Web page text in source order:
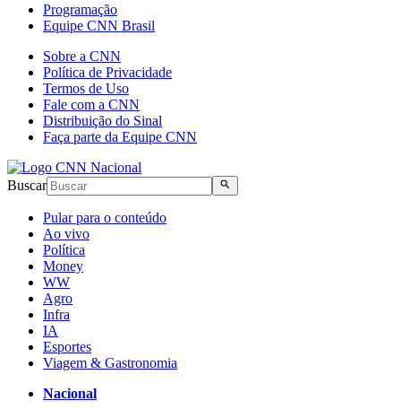
Programação
Equipe CNN Brasil
Sobre a CNN
Política de Privacidade
Termos de Uso
Fale com a CNN
Distribuição do Sinal
Faça parte da Equipe CNN
Buscar
Pular para o conteúdo
Ao vivo
Política
Money
WW
Agro
Infra
IA
Esportes
Viagem & Gastronomia
Nacional